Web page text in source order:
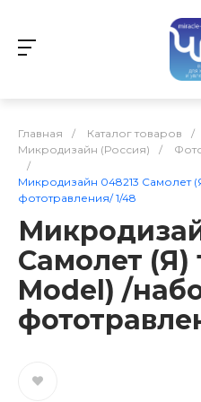
Главная / Каталог товаров /
Микродизайн (Россия)
/
/
Микродизайн 048213 Самолет
фототравления/ 1/48
Самолет (Я)
Model) /